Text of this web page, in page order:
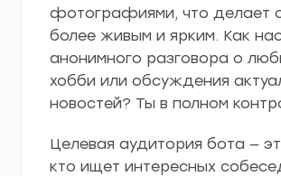
фотографиями, что делает
более живым и ярким. Как
анонимного разговора о
хобби или обсуждения
новостей? Ты в полном
Целевая аудитория бота —
кто ищет интересных